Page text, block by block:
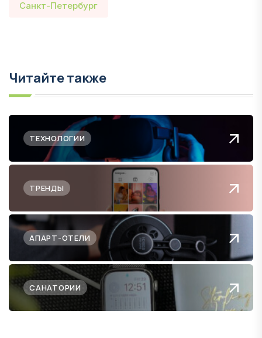
Санкт-Петербург
Читайте также
ТЕХНОЛОГИИ
ТРЕНДЫ
АПАРТ-ОТЕЛИ
САНАТОРИИ